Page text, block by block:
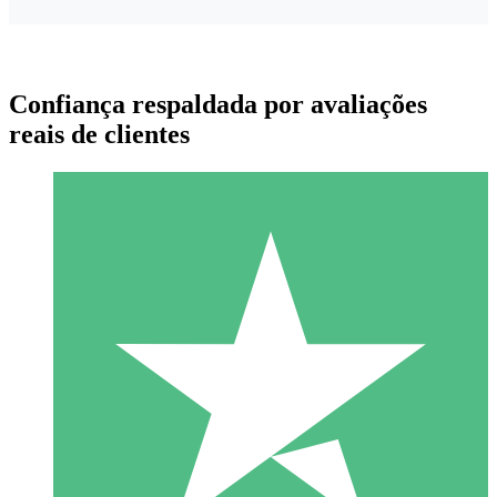
Pacotes de Créditos Individuais
Pague conforme o uso com créditos de download. Sem
1000
Confiança respaldada por avaliações
reais de clientes